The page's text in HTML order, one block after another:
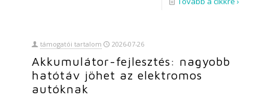
támogatói tartalom 2026-07-26
Akkumulátor-fejlesztés: nagyobb
hatótáv jöhet az elektromos
autóknak